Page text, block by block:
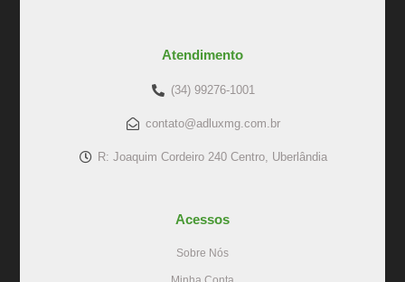
Atendimento
(34) 99276-1001
contato@adluxmg.com.br
R: Joaquim Cordeiro 240 Centro, Uberlândia
Acessos
Sobre Nós